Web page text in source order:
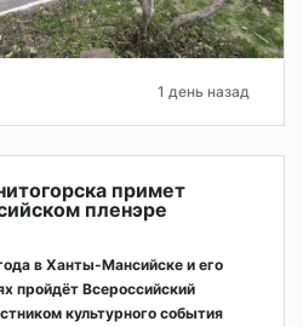
1 день назад
примет
пленэре
в Ханты-Мансийске и его
пройдёт Всероссийский
культурного события